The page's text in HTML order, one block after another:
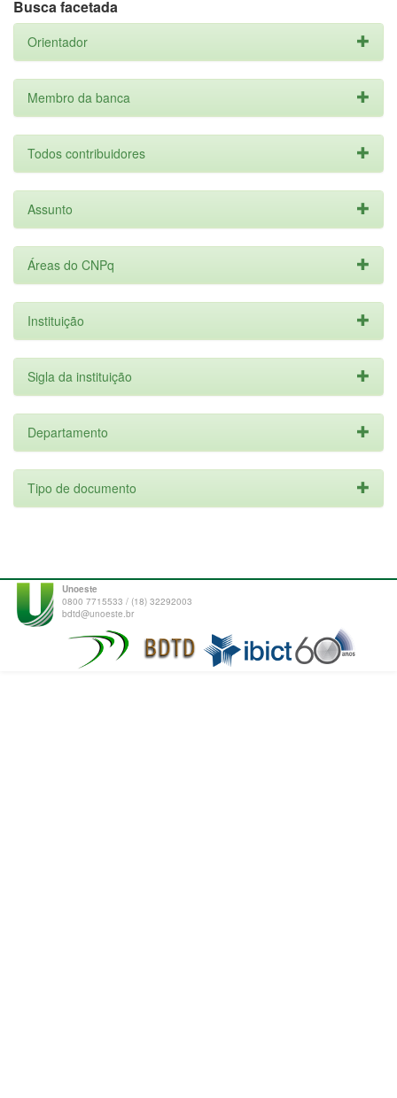
Busca facetada
Orientador
Membro da banca
Todos contribuidores
Assunto
Áreas do CNPq
Instituição
Sigla da instituição
Departamento
Tipo de documento
Unoeste
0800 7715533 / (18) 32292003
bdtd@unoeste.br